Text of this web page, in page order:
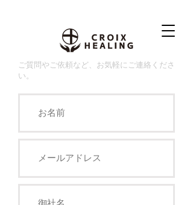
ご質問やご依頼など、お気軽にご連絡くださ
い。